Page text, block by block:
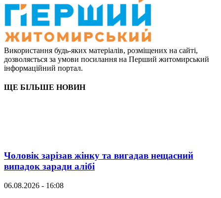
Використання будь-яких матеріалів, розміщених на сайті,
дозволяється за умови посилання на Перший житомирський
інформаційний портал.
ЩЕ БІЛЬШЕ НОВИН
Чоловік зарізав жінку та вигадав нещасний
випадок заради алібі
06.08.2026 - 16:08